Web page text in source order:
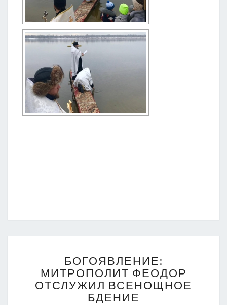
МИТРОПОЛИТ
ФЕОДОР
ОТСЛУЖИЛ
ВСЕНОЩНОЕ
БОГОЯВЛЕНИЕ:
МИТРОПОЛИТ ФЕОДОР
ОТСЛУЖИЛ ВСЕНОЩНОЕ
БДЕНИЕ